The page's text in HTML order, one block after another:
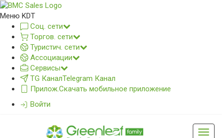
Меню KDT
Соц. сети
Торгов. сети
Туристич. сети
Ассоциации
Сервисы
TG КаналTelegram Канал
Прилож.Скачать мобильное приложение
Войти